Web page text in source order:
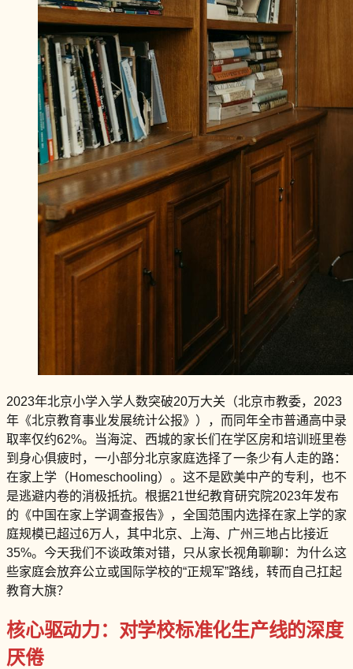
2023年北京小学入学人数突破20万大关（北京市教委，2023
年《北京教育事业发展统计公报》），而同年全市普通高中录
取率仅约62%。当海淀、西城的家长们在学区房和培训班里卷
到身心俱疲时，一小部分北京家庭选择了一条少有人走的路：
在家上学（Homeschooling）。这不是欧美中产的专利，也不
是逃避内卷的消极抵抗。根据21世纪教育研究院2023年发布
的《中国在家上学调查报告》，全国范围内选择在家上学的家
庭规模已超过6万人，其中北京、上海、广州三地占比接近
35%。今天我们不谈政策对错，只从家长视角聊聊：为什么这
些家庭会放弃公立或国际学校的“正规军”路线，转而自己扛起
教育大旗？
核心驱动力：对学校标准化生产线的深度
厌倦